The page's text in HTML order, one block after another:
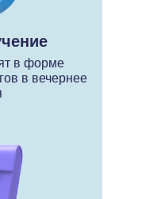
в форме
в вечернее